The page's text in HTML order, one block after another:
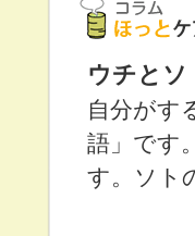
ウチと
自分がす
語」です
す。ソト